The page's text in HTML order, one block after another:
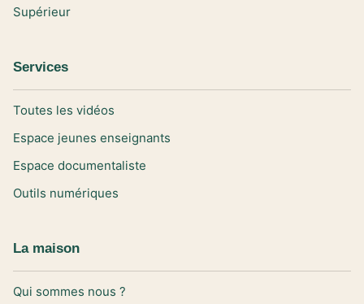
Supérieur
Services
Toutes les vidéos
Espace jeunes enseignants
Espace documentaliste
Outils numériques
La maison
Qui sommes nous ?